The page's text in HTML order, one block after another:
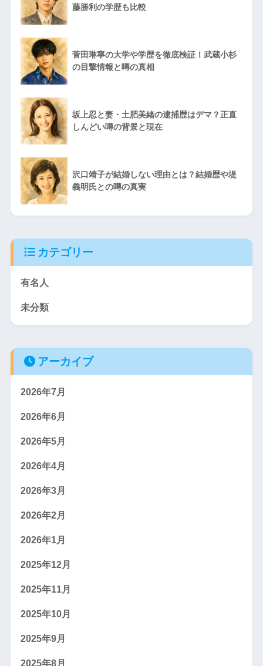
藤勝利の学歴も比較
菅田琳寧の大学や学歴を徹底検証！武蔵小杉
の目撃情報と噂の真相
坂上忍と妻・土肥美緒の逮捕歴はデマ？正直
しんどい噂の背景と現在
沢口靖子が結婚しない理由とは？結婚歴や堤
義明氏との噂の真実
カテゴリー
有名人
未分類
アーカイブ
2026年7月
2026年6月
2026年5月
2026年4月
2026年3月
2026年2月
2026年1月
2025年12月
2025年11月
2025年10月
2025年9月
2025年8月